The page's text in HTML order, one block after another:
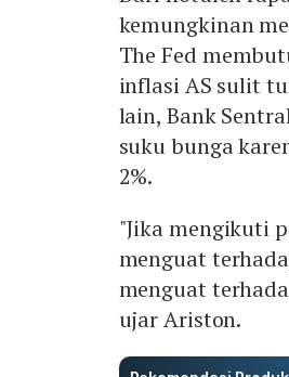
kemungkinan
The Fed
inflasi AS sulit
lain, Bank
suku bunga
2%.
"Jika mengikuti
menguat
menguat
ujar Ariston.